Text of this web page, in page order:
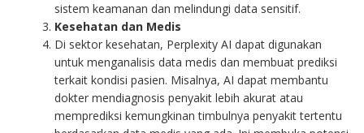
sistem keamanan dan melindungi data sensitif.
Kesehatan dan Medis
Di sektor kesehatan, Perplexity AI dapat digunakan
untuk menganalisis data medis dan membuat prediksi
terkait kondisi pasien. Misalnya, AI dapat membantu
dokter mendiagnosis penyakit lebih akurat atau
memprediksi kemungkinan timbulnya penyakit tertentu